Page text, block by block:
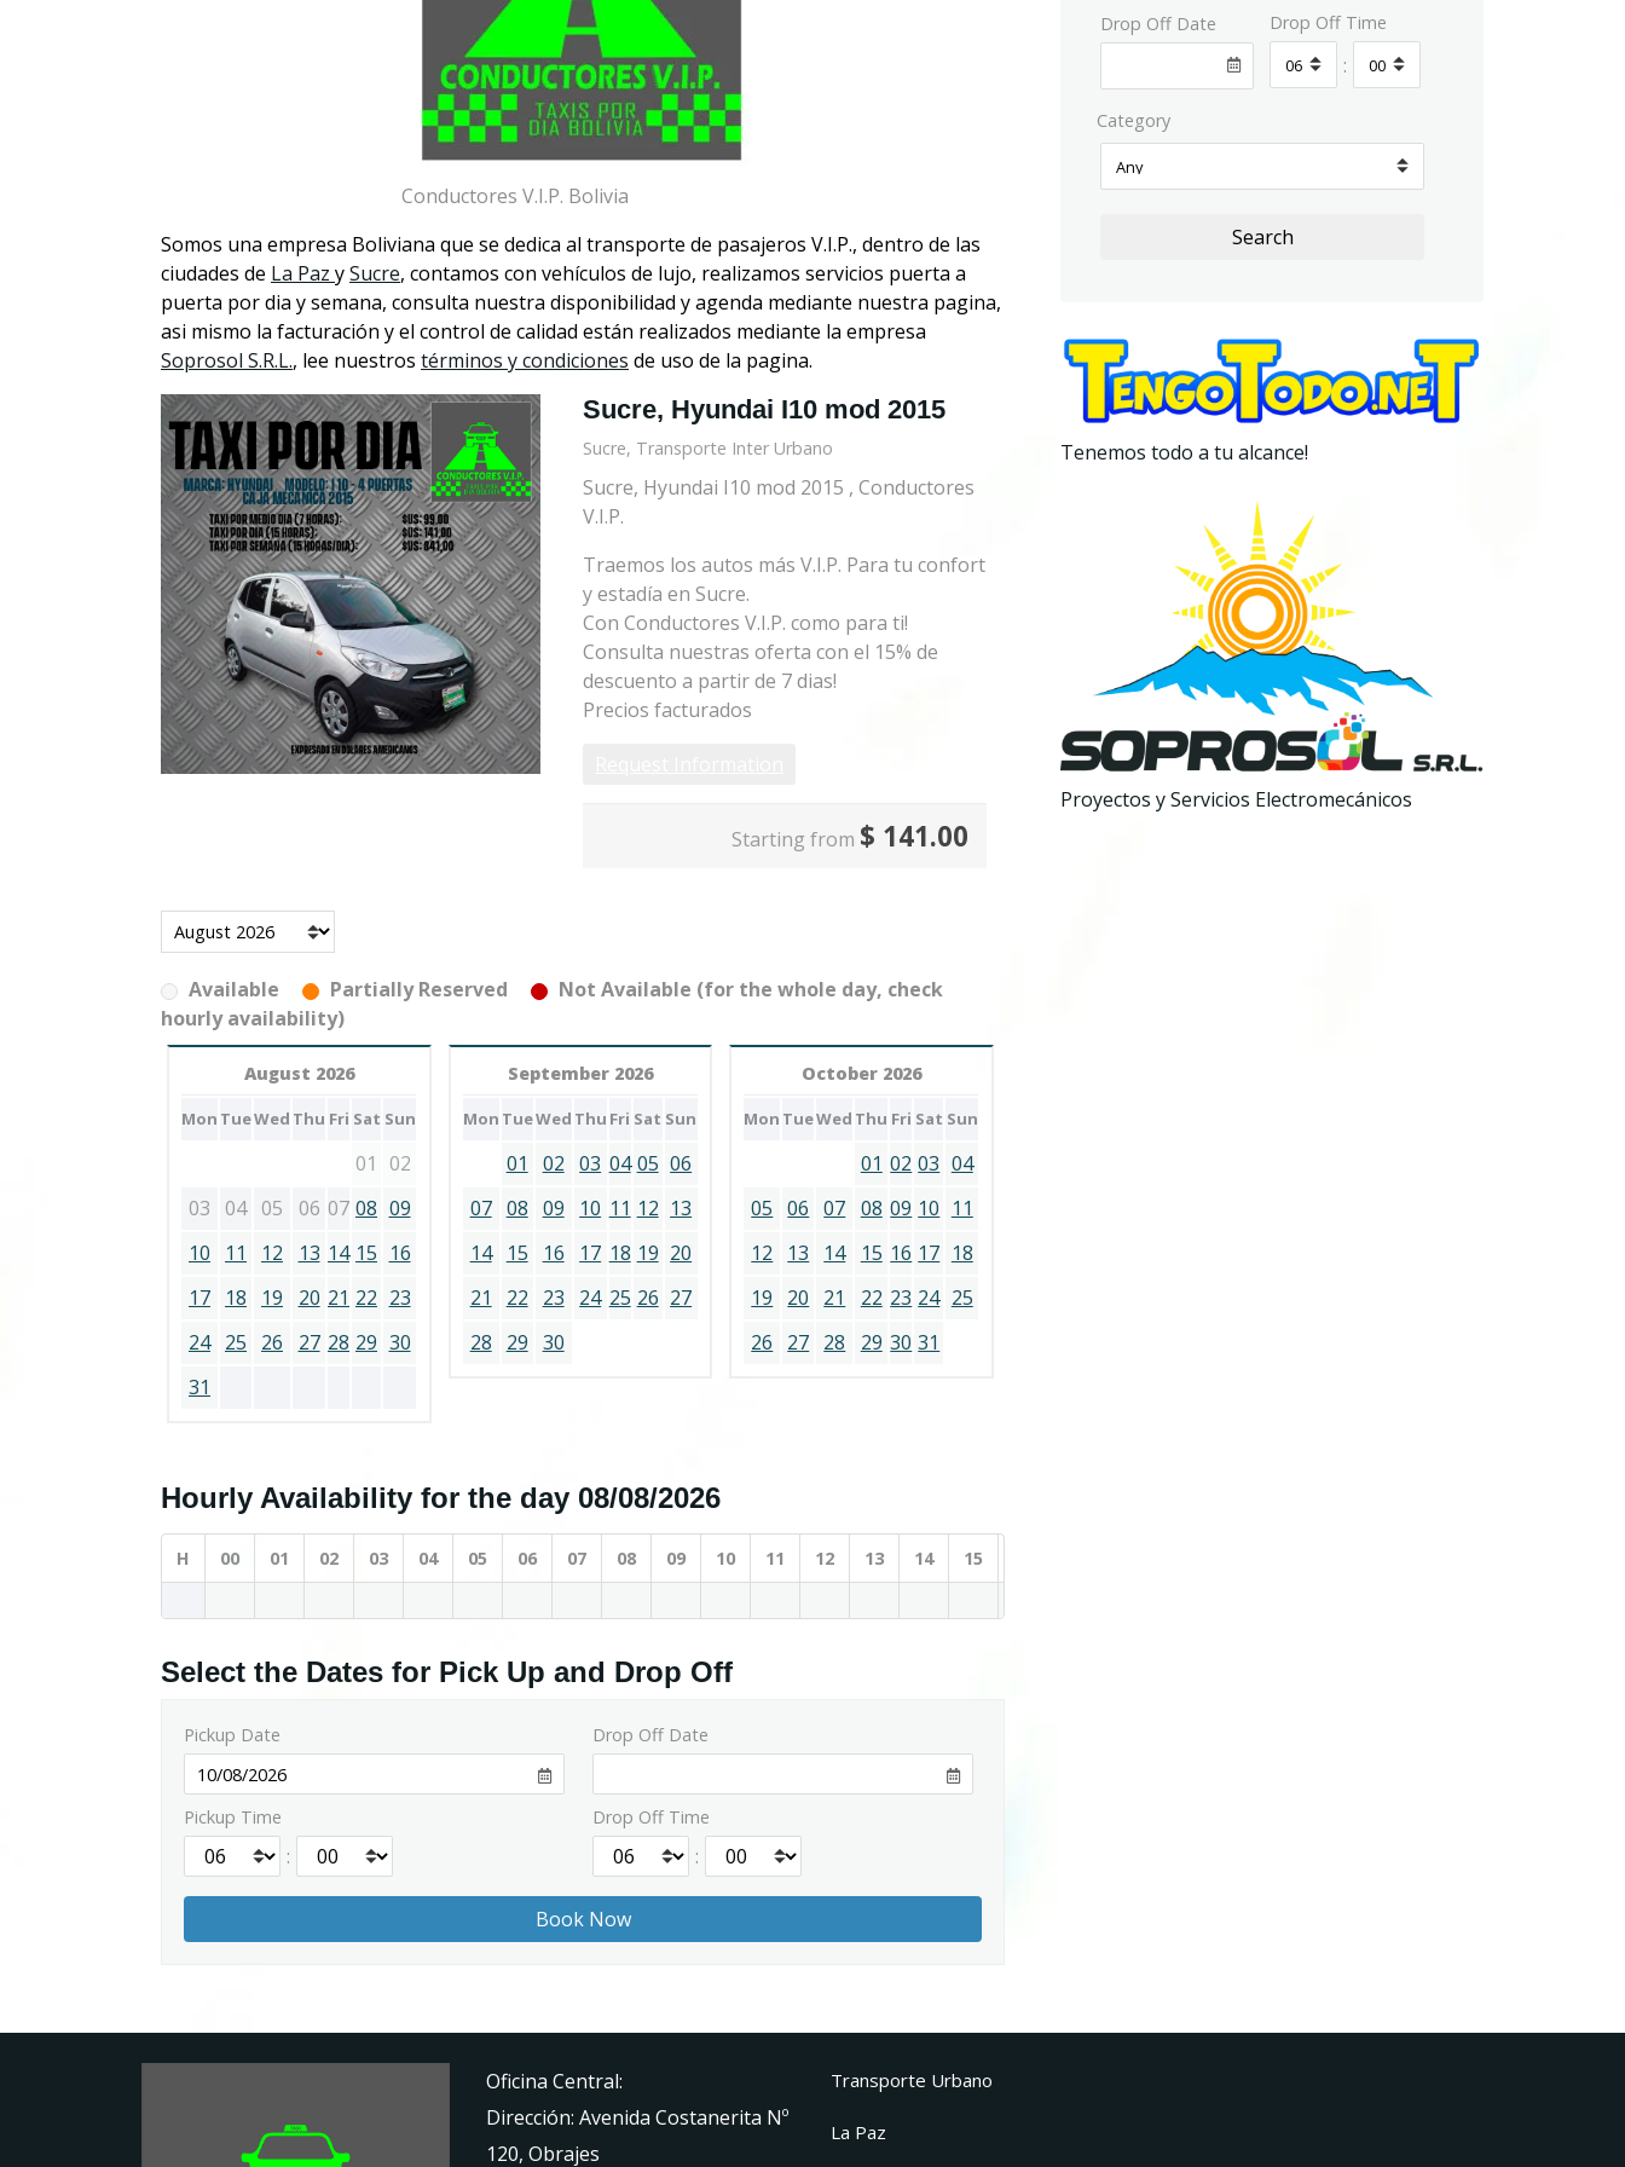
Conductores V.I.P. Bolivia
Somos una empresa Boliviana que se dedica al transporte de pasajeros V.I.P., dentro de las
ciudades de La Paz ySucre, contamos con vehículos de lujo, realizamos servicios puerta a
puerta por dia y semana, consulta nuestra disponibilidad y agenda mediante nuestra pagina,
asi mismo la facturación y el control de calidad están realizados mediante la empresa
Soprosol S.R.L., lee nuestros términos y condiciones de uso de la pagina.
Sucre, Hyundai I10 mod 2015
Sucre, Transporte Inter Urbano
Sucre, Hyundai I10 mod 2015 , Conductores
V.I.P.
Traemos los autos más V.I.P. Para tu confort
y estadía en Sucre.
Con Conductores V.I.P. como para ti!
Consulta nuestras oferta con el 15% de
descuento a partir de 7 dias!
Precios facturados
Starting from $ 141.00
Available Partially Reserved
Not Available (for the whole day, check
hourly availability)
August 2026
Mon TueWed Thu Fri Sat Sun
01
02
03
04 05 06 07 08 09
10
11 12 13 14 15 16
17
18 19 20 21 22 23
24 25 26 27 28 29 30
31
September 2026
Mon TueWed Thu Fri Sat Sun
01 02 03 04 05 06
07 08 09 10 11 12 13
14
15 16 17 18 19 20
21
22 23 24 25 26 27
28
29 30
October 2026
Mon TueWed Thu Fri Sat Sun
01 02 03 04
05
06 07 08 09 10 11
12
13 14 15 16 17 18
19
20 21 22 23 24 25
26
27 28 29 30 31
Hourly Availability for the day 08/08/2026
H 00 01 02 03 04 05 06 07 08 09 10 11 12 13 14 15
Select the Dates for Pick Up and Drop Off
Pickup Date
Pickup Time
:
Drop Off Date
Drop Off Time
:
Drop Off Date Drop Off Time
:
Category
Search
Tenemos todo a tu alcance!
Proyectos y Servicios Electromecánicos
Oficina Central:
Dirección: Avenida Costanerita Nº
120, Obrajes
Transporte Urbano
La Paz